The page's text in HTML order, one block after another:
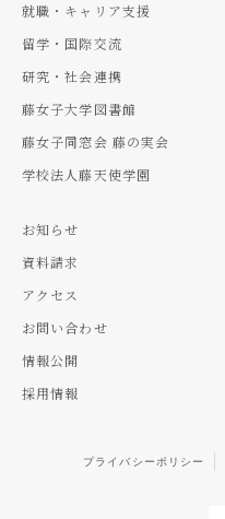
就職・キャリア支援
留学・国際交流
研究・社会連携
藤女子大学図書館
藤女子同窓会 藤の実会
学校法人藤天使学園
お知らせ
資料請求
アクセス
お問い合わせ
情報公開
採用情報
プライバシーポリシー